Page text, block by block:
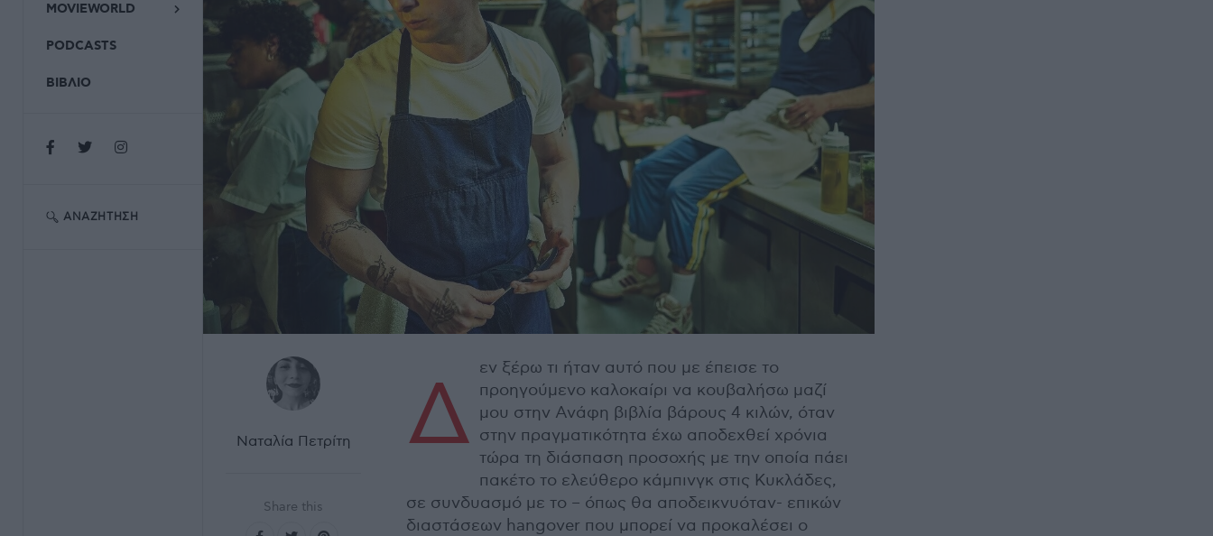
MOVIEWORLD
PODCASTS
ΒΙΒΛΙΟ
ΑΝΑΖΉΤΗΣΗ
Ναταλία Πετρίτη
Share this
Δ εν ξέρω τι ήταν αυτό που με έπεισε το
προηγούμενο καλοκαίρι να κουβαλήσω μαζί
μου στην Ανάφη βιβλία βάρους 4 κιλών, όταν
στην πραγματικότητα έχω αποδεχθεί χρόνια
τώρα τη διάσπαση προσοχής με την οποία πάει
πακέτο το ελεύθερο κάμπινγκ στις Κυκλάδες,
σε συνδυασμό με το – όπως θα αποδεικνυόταν- επικών
διαστάσεων hangover που μπορεί να προκαλέσει ο